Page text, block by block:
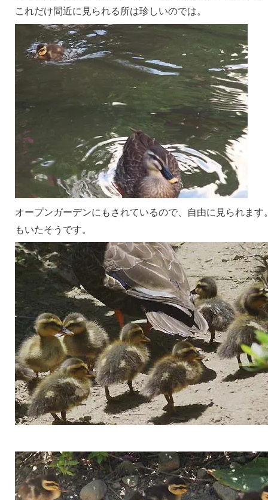
これだけ間近に見られる所は珍しいのでは。
オープンガーデンにもされているので、自由に見られます
もいたそうです。